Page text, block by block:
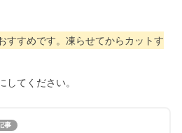
すすめです。凍らせてからカットす
してください。
事